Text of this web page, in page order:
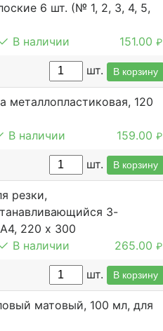
6 шт. (№ 1, 2, 3, 4, 5,
В наличии 151.00₽
шт. В корзину
металлопластиковая, 120
В наличии 159.00₽
шт. В корзину
резки,
3-
220 х 300
В наличии 265.00₽
шт. В корзину
матовый, 100 мл, для